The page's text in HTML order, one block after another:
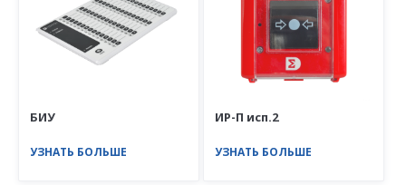
БИУ
УЗНАТЬ БОЛЬШЕ
ИР-П исп.2
УЗНАТЬ БОЛЬШЕ